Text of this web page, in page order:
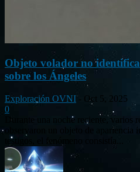
Objeto volador no
sobre los Ángeles
Exploración OVNI -
Oct 5, 2025
0
Durante una noche reciente, varios
observaron un objeto de
testigos, el fenómeno consistía...